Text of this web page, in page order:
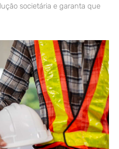
societária e garanta que